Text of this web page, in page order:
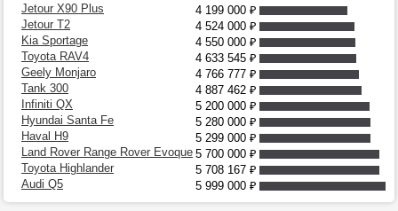
Jetour X90 Plus
4 199 000 ₽
Jetour T2
4 524 000 ₽
Kia Sportage
4 550 000 ₽
Toyota RAV4
4 633 545 ₽
Geely Monjaro
4 766 777 ₽
Tank 300
4 887 462 ₽
Infiniti QX
5 200 000 ₽
Hyundai Santa Fe
5 280 000 ₽
Haval H9
5 299 000 ₽
Land Rover Range Rover Evoque 5 700 000 ₽
Toyota Highlander
5 708 167 ₽
Audi Q5
5 999 000 ₽